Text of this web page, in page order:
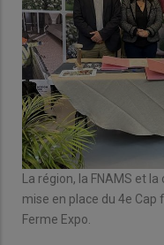
La région, la FNAMS et
mise en place du 4e Cap
Ferme Expo.